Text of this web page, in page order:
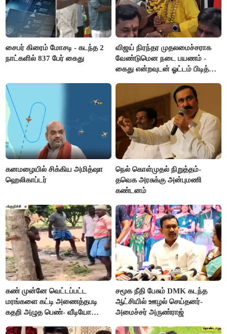
சைபர் கிரைம் மோசடி - கடந்த 2
நாட்களில் 837 பேர் கைது
விஜய் நிரந்தர முதலமைச்சராக
வேண்டுமென நடை பயணம் -
கைது என்றவுடன் ஓட்டம் பிடித்த
கனமழையில் சிக்கிய அமித்ஷா
ஹெலிகாப்டர்
நெல் கொள்முதல் நிறுத்தம்-
தவெக அரசுக்கு அன்புமணி
கண்டனம்
கண் முன்னே வெட்டப்பட்ட
மரங்களை கட்டி அணைத்தபடி
கதறி அழுத பெண்- வீடியோ
சமூக நீதி பேசும் DMK கடந்த
ஆட்சியில் ஊழல் செய்தனர்-
அமைச்சர் அருண்ராஜ்